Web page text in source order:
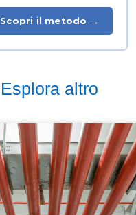
Scopri il metodo →
Esplora altro